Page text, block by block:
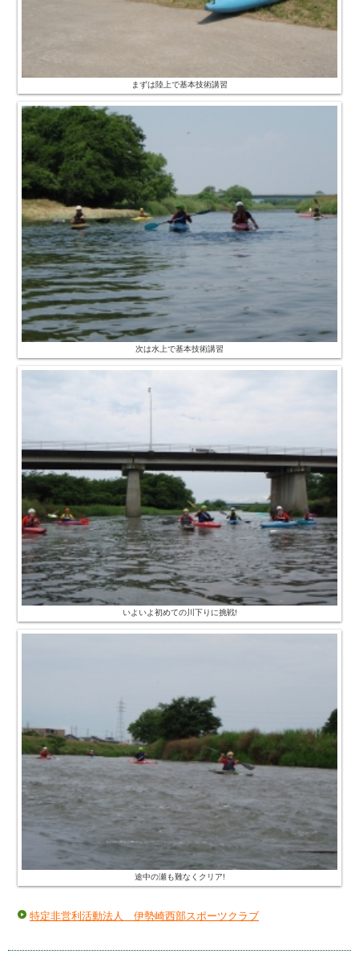
まずは陸上で基本技術講習
次は水上で基本技術講習
いよいよ初めての川下りに挑戦!
途中の瀬も難なくクリア!
特定非営利活動法人 伊勢崎西部スポーツクラブ